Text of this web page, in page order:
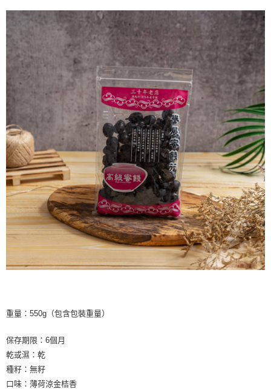
重量：550g（包含包裝重量）
保存期限：6個月
乾或濕：乾
種籽：無籽
口味：薄荷涼金桔香